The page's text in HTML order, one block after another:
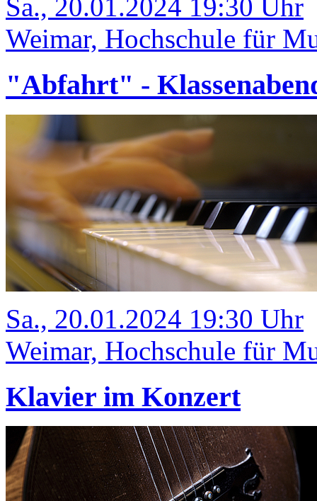
Sa., 20.01.2024 19:30 Uhr
Weimar, Hochschule für
"Abfahrt" -
Sa., 20.01.2024 19:30 Uhr
Weimar, Hochschule für
Klavier im Konzert